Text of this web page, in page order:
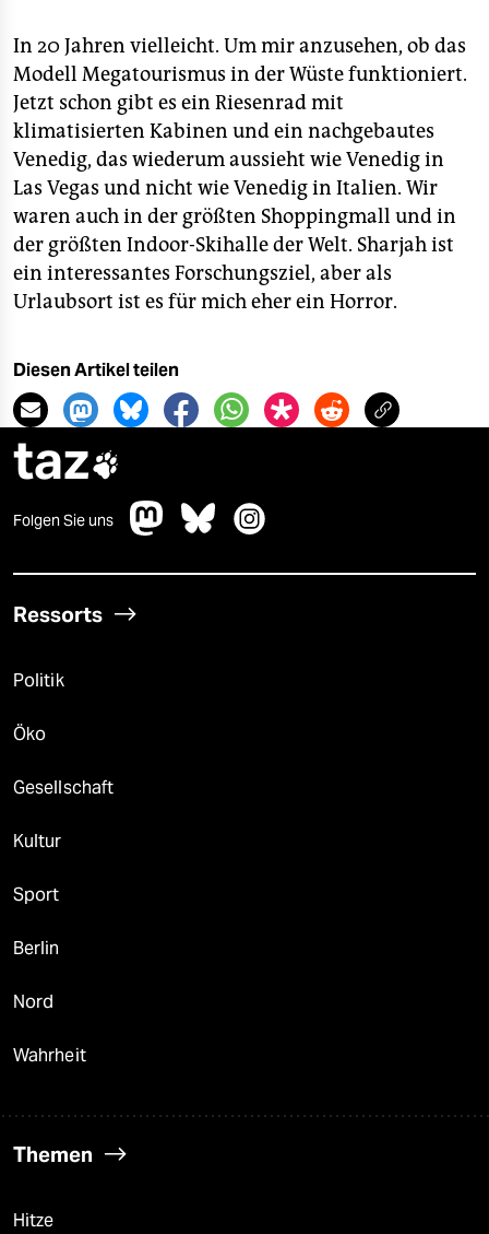
In 20 Jahren vielleicht. Um mir anzusehen, ob das
Modell Megatourismus in der Wüste funktioniert.
Jetzt schon gibt es ein Riesenrad mit
klimatisierten Kabinen und ein nachgebautes
Venedig, das wiederum aussieht wie Venedig in
Las Vegas und nicht wie Venedig in Italien. Wir
waren auch in der größten Shoppingmall und in
der größten Indoor-Skihalle der Welt. Sharjah ist
ein interessantes Forschungsziel, aber als
Urlaubsort ist es für mich eher ein Horror.
Diesen Artikel teilen
taz
Folgen Sie uns
Ressorts
Politik
Öko
Gesellschaft
Kultur
Sport
Berlin
Nord
Wahrheit
Themen
Hitze